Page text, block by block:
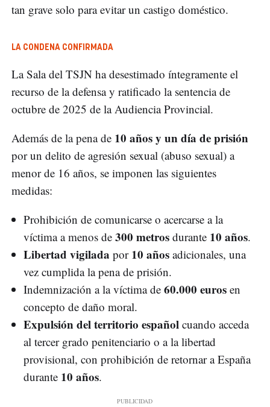
tan grave solo para evitar un castigo doméstico.
LA CONDENA CONFIRMADA
La Sala del TSJN ha desestimado íntegramente el
recurso de la defensa y ratificado la sentencia de
octubre de 2025 de la Audiencia Provincial.
Además de la pena de 10 años y un día de prisión
por un delito de agresión sexual (abuso sexual) a
menor de 16 años, se imponen las siguientes
medidas:
Prohibición de comunicarse o acercarse a la
víctima a menos de 300 metros durante 10 años.
Libertad vigilada por 10 años adicionales, una
vez cumplida la pena de prisión.
Indemnización a la víctima de 60.000 euros en
concepto de daño moral.
Expulsión del territorio español cuando acceda
al tercer grado penitenciario o a la libertad
provisional, con prohibición de retornar a España
durante 10 años.